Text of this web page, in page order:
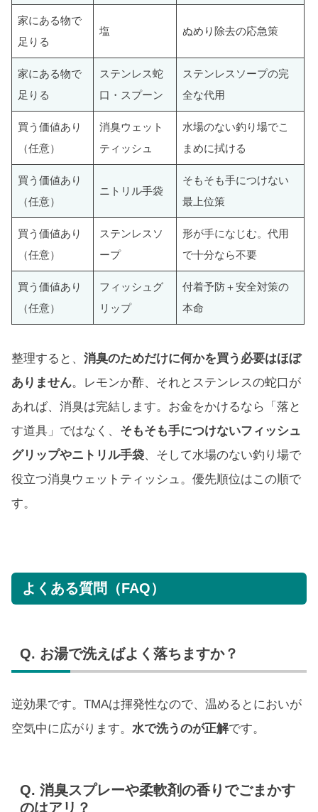
家にある物で
足りる
塩 ぬめり除去の応急策
家にある物で
足りる
ステンレス蛇
口・スプーン
ステンレスソープの完
全な代用
買う価値あり
（任意）
消臭ウェット
ティッシュ
水場のない釣り場でこ
まめに拭ける
買う価値あり
（任意）
ニトリル手袋
そもそも手につけない
最上位策
買う価値あり
（任意）
ステンレスソ
ープ
形が手になじむ。代用
で十分なら不要
買う価値あり
（任意）
フィッシュグ
リップ
付着予防＋安全対策の
本命
整理すると、 消臭のためだけに何かを買う必要はほぼ
ありません。レモンか酢、それとステンレスの蛇口が
あれば、消臭は完結します。お金をかけるなら「落と
す道具」ではなく、 そもそも手につけないフィッシュ
グリップやニトリル手袋、そして水場のない釣り場で
役立つ消臭ウェットティッシュ。優先順位はこの順で
す。
よくある質問（FAQ）
Q. お湯で洗えばよく落ちますか？
逆効果です。TMAは揮発性なので、温めるとにおいが
空気中に広がります。 水で洗うのが正解です。
Q. 消臭スプレーや柔軟剤の香りでごまかす
のはアリ？